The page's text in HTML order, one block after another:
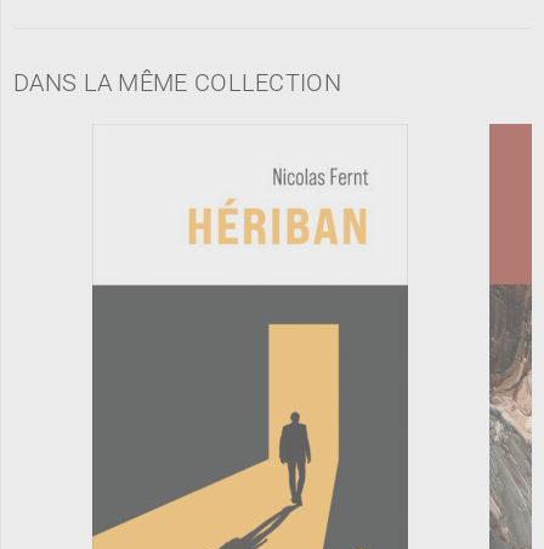
DANS LA MÊME COLLECTION